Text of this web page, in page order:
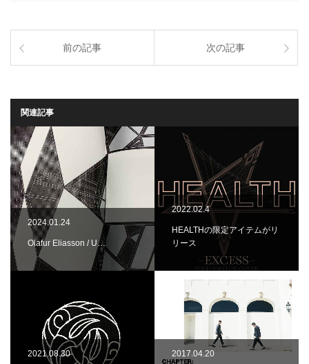
前の記事 次の記事
関連記事
2024.01.24
Olafur Eliasson / U…
2022.02.4
HEALTHの限定アイテムがリ
リース
2021.08.30 2017.04.20